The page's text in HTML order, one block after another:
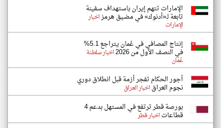
الإمارات تتهم إيران باستهداف سفينة
تابعة لـ«أدنوك» في مضيق هرمزاخبار
الإمارات
إنتاج المصافي في عُمان يتراجع 5.1%
في النصف الأول من 2026 اخبار سلطنة
عُمان
أجور الحكام تفجر أزمة قبل انطلاق دوري
نجوم العراقاخبار العراق
بورصة قطر ترتفع في المستهل بدعم 4
قطاعاتاخبار قطر